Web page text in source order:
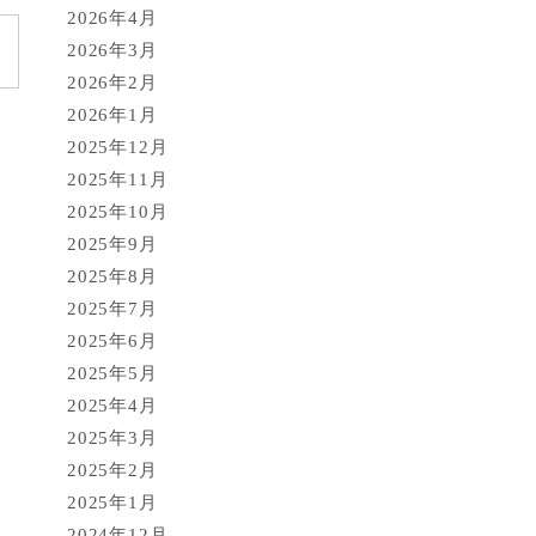
2026年4月
2026年3月
2026年2月
2026年1月
2025年12月
2025年11月
2025年10月
2025年9月
2025年8月
2025年7月
2025年6月
2025年5月
2025年4月
2025年3月
2025年2月
2025年1月